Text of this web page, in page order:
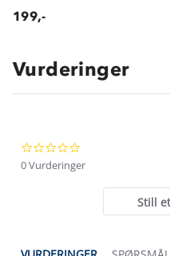
199,-
Vurderinger
star
0 Vurderinger
Still
Kundeservice
Klima og miljø
1% til samfunnet
Trelagsprinsippet barn
Alt du trenger til